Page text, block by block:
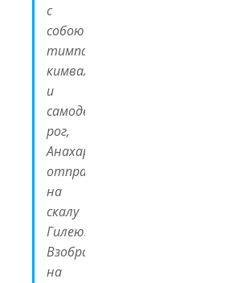
с
собою
тимпан,
кимвал
и
самодельный
рог,
Анахарсис
отправился
на
скалу
Гилею.
Взобравшись
на